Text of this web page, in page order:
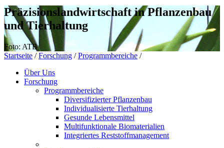
Präzisionslandwirtschaft in Pflanzenbau
und Tierhaltung
Foto: ATB
Startseite / Forschung / Programmbereiche /
Über Uns
Forschung
Programmbereiche
Diversifizierter Pflanzenbau
Individualisierte Tierhaltung
Gesunde Lebensmittel
Multifunktionale Biomaterialien
Integriertes Reststoffmanagement